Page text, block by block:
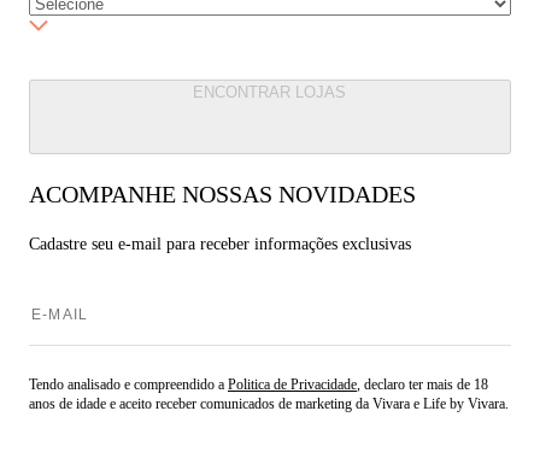
ENCONTRAR LOJAS
ACOMPANHE NOSSAS NOVIDADES
Cadastre seu e-mail para receber informações exclusivas
Tendo analisado e compreendido a Politica de Privacidade, declaro ter mais de 18
anos de idade e aceito receber comunicados de marketing da Vivara e Life by Vivara.